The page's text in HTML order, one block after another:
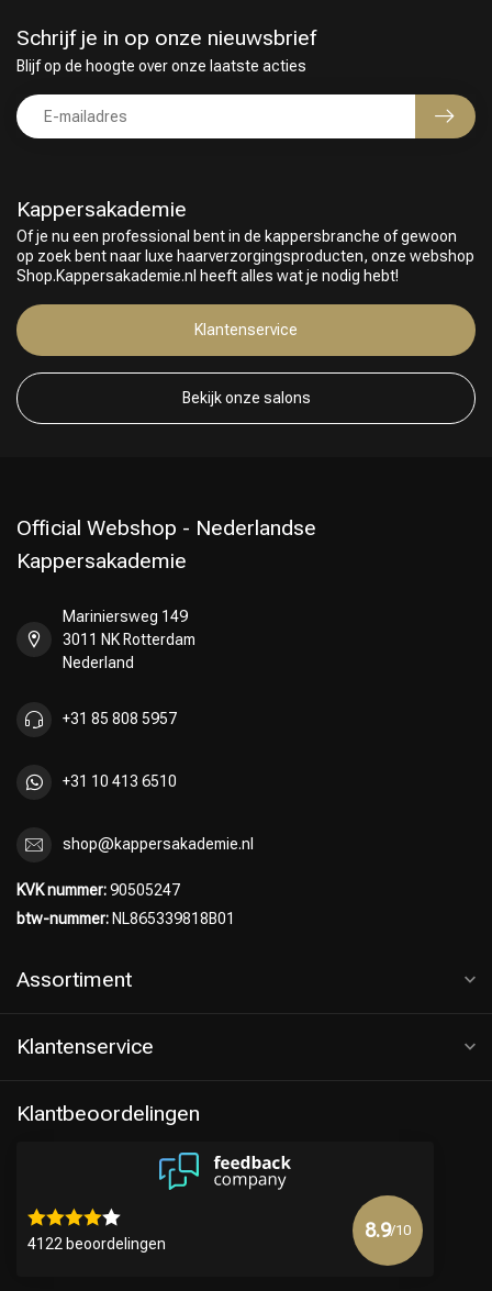
Kappersakademie
Of je nu een professional bent in de kappersbranche of gewoon
op zoek bent naar luxe haarverzorgingsproducten, onze webshop
Shop.Kappersakademie.nl heeft alles wat je nodig hebt!
Klantenservice
Bekijk onze salons
Schrijf je in op onze nieuwsbrief
Blijf op de hoogte over onze laatste acties
Official Webshop - Nederlandse
Kappersakademie
Mariniersweg 149
3011 NK Rotterdam
Nederland
+31 85 808 5957
+31 10 413 6510
shop@kappersakademie.nl
KVK nummer:90505247
btw-nummer: NL865339818B01
Assortiment
Klantenservice
Klantbeoordelingen
4122 beoordelingen
8.9/10